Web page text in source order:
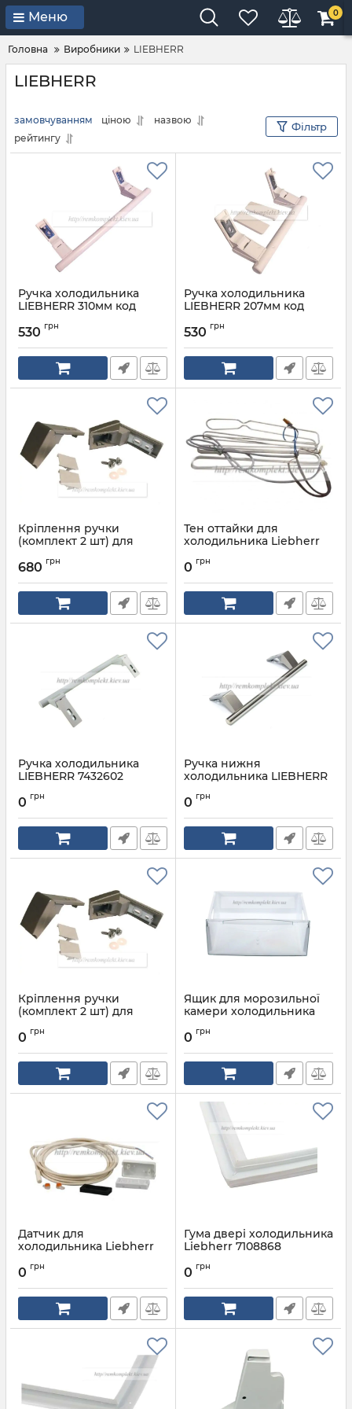
Меню 0
Головна Виробники LIEBHERR
LIEBHERR
замовчуванням ціною
назвою
рейтингу
Фільтр
Ручка холодильника
LIEBHERR 310мм код
Артикул:
530 грн
Ручка холодильника
LIEBHERR 207мм код
Артикул:
530 грн
Кріплення ручки
(комплект 2 шт) для
9590124
Артикул: 7430668
680 грн
Тен оттайки для
холодильника Liebherr
Артикул:
0 грн
Ручка холодильника
LIEBHERR 7432602
0 грн
Ручка нижня
холодильника LIEBHERR
Артикул:
0 грн
Кріплення ручки
(комплект 2 шт) для
9590190
Артикул: 9590190
0 грн
Ящик для морозильної
камери холодильника
Артикул:
0 грн
Датчик для
холодильника Liebherr
Артикул:
0 грн
Гума двері холодильника
Liebherr 7108868
0 грн